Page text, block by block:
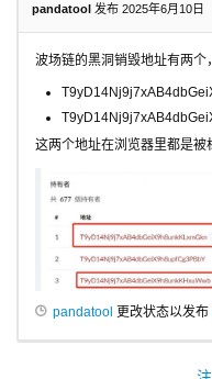
pandatool 发布 2025年6月10日
波场链的黑洞销毁地址有两个
这两个地址在浏览器里都是
pandatool 更改状态以发布